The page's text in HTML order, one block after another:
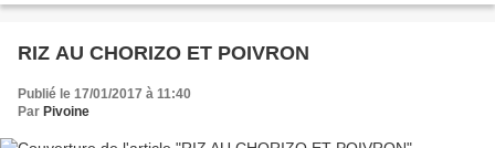
RIZ AU CHORIZO ET POIVRON
Publié le 17/01/2017 à 11:40
Par Pivoine